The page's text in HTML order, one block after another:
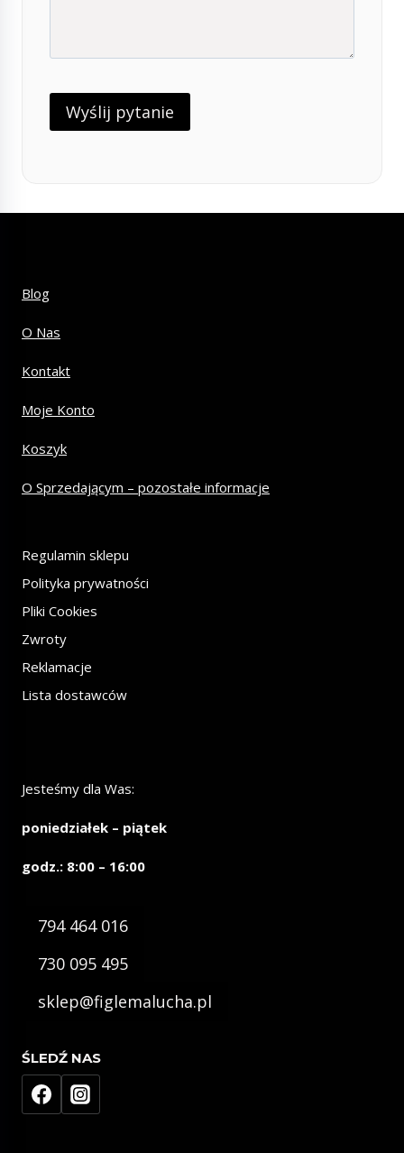
Blog
O Nas
Kontakt
Moje Konto
Koszyk
O Sprzedającym – pozostałe informacje
Regulamin sklepu
Polityka prywatności
Pliki Cookies
Zwroty
Reklamacje
Lista dostawców
Jesteśmy dla Was:
poniedziałek – piątek
godz.: 8:00 – 16:00
794 464 016
730 095 495
sklep@figlemalucha.pl
ŚLEDŹ NAS